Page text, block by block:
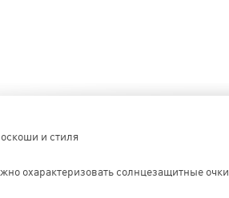
и стиля
охарактеризовать солнцезащитные очки